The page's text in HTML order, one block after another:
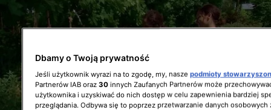
Dbamy o Twoją prywatność
Jeśli użytkownik wyrazi na to zgodę, my, nasze podmioty
Partnerów IAB oraz 30 innych Zaufanych Partnerów może
użytkownika i uzyskiwać do nich dostęp w celu zapewnienia bardziej
przeglądania. Odbywa się to poprzez przetwarzanie danych osobowych